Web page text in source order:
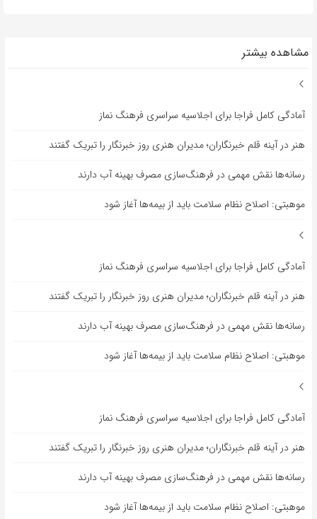
مشاهده بیشتر
آمادگی کامل فراجا برای اجلاسیه سراسری فرهنگ نماز
هنر در آینه قلم خبرنگاران؛ مدیران هنری روز خبرنگار را تبریک گفتند
رسانه‌ها نقش مهمی در فرهنگ‌سازی مصرف بهینه آب دارند
موهبتی: اصلاح نظام سلامت باید از بیمه‌ها آغاز شود
آمادگی کامل فراجا برای اجلاسیه سراسری فرهنگ نماز
هنر در آینه قلم خبرنگاران؛ مدیران هنری روز خبرنگار را تبریک گفتند
رسانه‌ها نقش مهمی در فرهنگ‌سازی مصرف بهینه آب دارند
موهبتی: اصلاح نظام سلامت باید از بیمه‌ها آغاز شود
آمادگی کامل فراجا برای اجلاسیه سراسری فرهنگ نماز
هنر در آینه قلم خبرنگاران؛ مدیران هنری روز خبرنگار را تبریک گفتند
رسانه‌ها نقش مهمی در فرهنگ‌سازی مصرف بهینه آب دارند
موهبتی: اصلاح نظام سلامت باید از بیمه‌ها آغاز شود